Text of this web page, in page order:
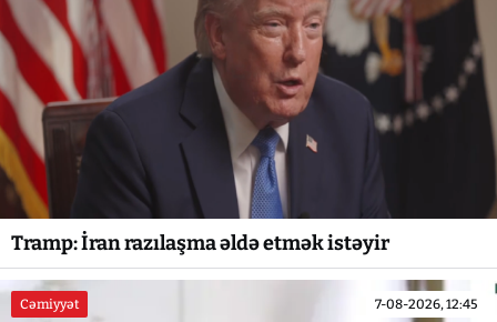
Tramp: İran razılaşma əldə etmək istəyir
Cəmiyyət 7-08-2026, 12:45